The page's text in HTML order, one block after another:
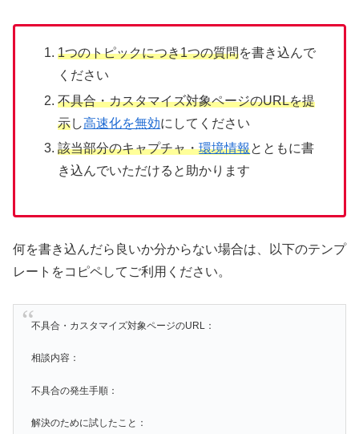
1つのトピックにつき1つの質問を書き込んで
ください
不具合・カスタマイズ対象ページのURLを提
示し高速化を無効にしてください
該当部分のキャプチャ・環境情報とともに書
き込んでいただけると助かります
何を書き込んだら良いか分からない場合は、以下のテンプ
レートをコピペしてご利用ください。
不具合・カスタマイズ対象ページのURL：
相談内容：
不具合の発生手順：
解決のために試したこと：